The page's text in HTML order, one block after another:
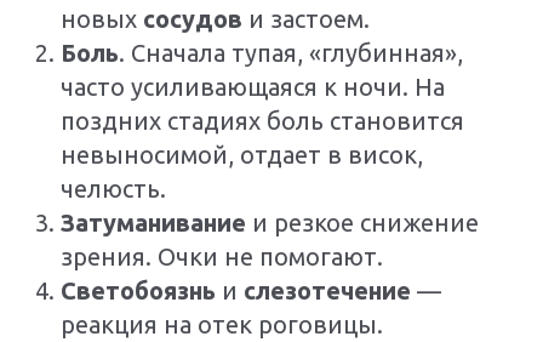
новых сосудов и застоем.
Боль. Сначала тупая, «глубинная»,
часто усиливающаяся к ночи. На
поздних стадиях боль становится
невыносимой, отдает в висок,
челюсть.
Затуманивание и резкое снижение
зрения. Очки не помогают.
Светобоязнь и слезотечение —
реакция на отек роговицы.